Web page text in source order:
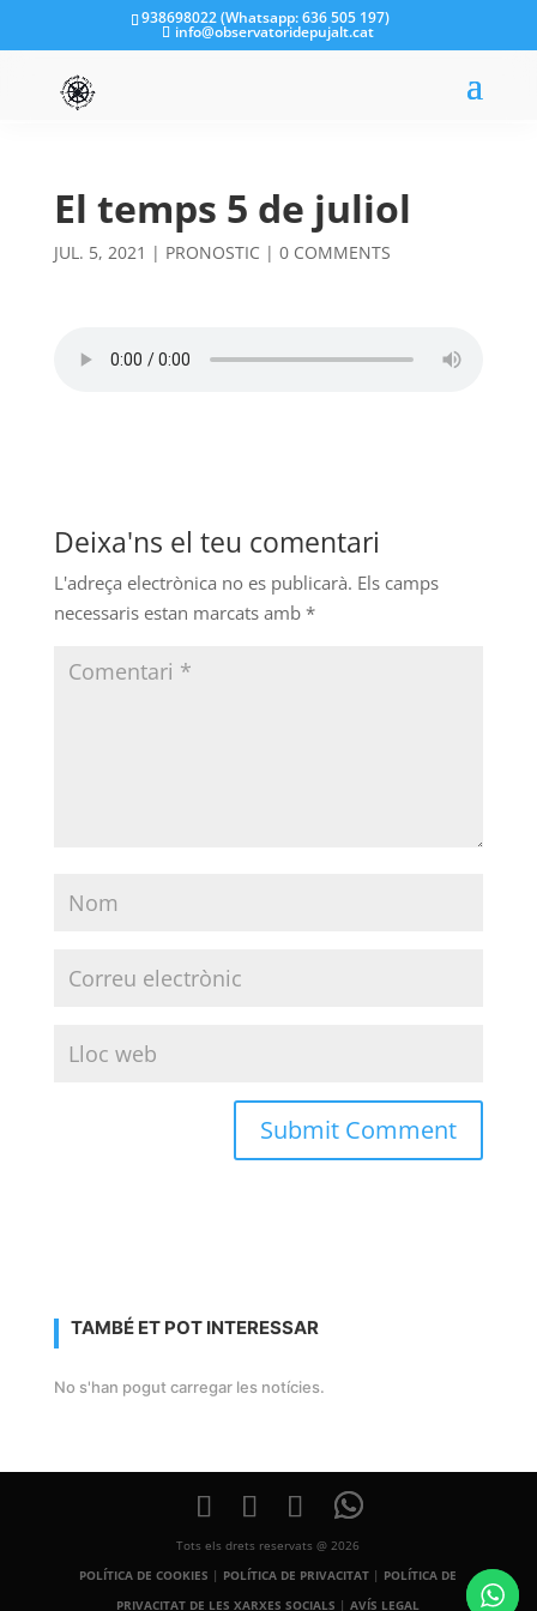
938698022 (Whatsapp: 636 505 197)
info@observatoridepujalt.cat
El temps 5 de juliol
JUL. 5, 2021 | PRONOSTIC | 0 COMMENTS
Deixa'ns el teu comentari
L'adreça electrònica no es publicarà. Els camps
necessaris estan marcats amb *
TAMBÉ ET POT INTERESSAR
No s'han pogut carregar les notícies.
Tots els drets reservats @ 2026
POLÍTICA DE COOKIES | POLÍTICA DE PRIVACITAT | POLÍTICA DE
PRIVACITAT DE LES XARXES SOCIALS |AVÍS LEGAL